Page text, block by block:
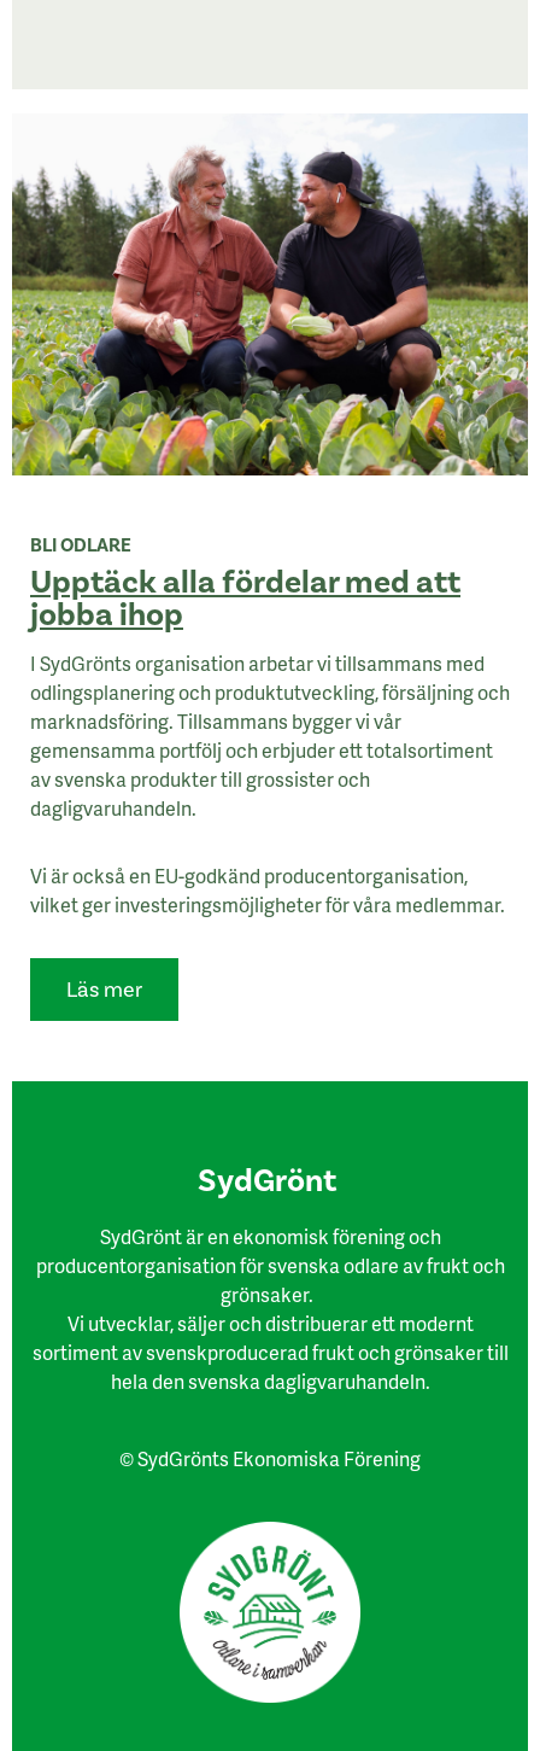
BLI ODLARE
Upptäck alla fördelar med att
jobba ihop
I SydGrönts organisation arbetar vi tillsammans med
odlingsplanering och produktutveckling, försäljning och
marknadsföring. Tillsammans bygger vi vår
gemensamma portfölj och erbjuder ett totalsortiment
av svenska produkter till grossister och
dagligvaruhandeln.
Vi är också en EU-godkänd producentorganisation,
vilket ger investeringsmöjligheter för våra medlemmar.
Läs mer
SydGrönt
SydGrönt är en ekonomisk förening och
producentorganisation för svenska odlare av frukt och
grönsaker.
Vi utvecklar, säljer och distribuerar ett modernt
sortiment av svenskproducerad frukt och grönsaker till
hela den svenska dagligvaruhandeln.
© SydGrönts Ekonomiska Förening